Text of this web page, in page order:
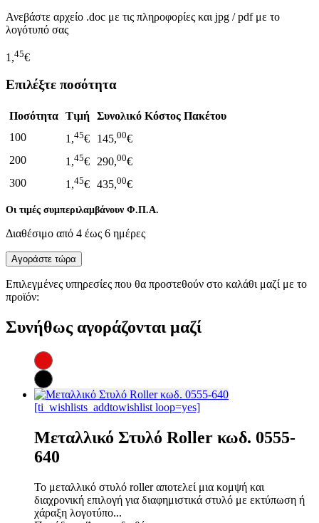
Ανεβάστε αρχείο .doc με τις πληροφορίες και jpg / pdf με το
λογότυπό σας
1,45€
Επιλέξτε ποσότητα
Ποσότητα Τιμή Συνολικό Κόστος Πακέτου
100
1,45€ 145,00€
200
1,45€ 290,00€
300
1,45€ 435,00€
Οι τιμές συμπεριλαμβάνουν Φ.Π.Α.
Διαθέσιμο από 4 έως 6 ημέρες
Αγοράστε τώρα
Επιλεγμένες υπηρεσίες που θα προστεθούν στο καλάθι μαζί με το
προϊόν:
Συνήθως αγοράζονται μαζί
[ti_wishlists_addtowishlist loop=yes]
Μεταλλικό Στυλό Roller κωδ. 0555-
640
Το μεταλλικό στυλό roller αποτελεί μια κομψή και
διαχρονική επιλογή για διαφημιστικά στυλό με εκτύπωση ή
χάραξη λογοτύπο...